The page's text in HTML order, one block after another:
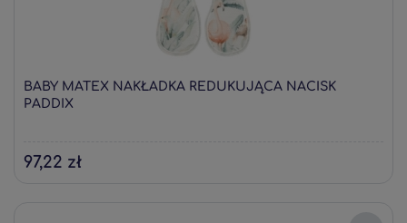
BABY MATEX NAKŁADKA REDUKUJĄCA NACISK
PADDIX
97,22 zł